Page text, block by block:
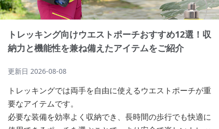
トレッキング向けウエストポーチおすすめ12選！収
納力と機能性を兼ね備えたアイテムをご紹介
更新日 2026-08-08
トレッキングでは両手を自由に使えるウエストポーチが重
要なアイテムです。
必要な装備を効率よく収納でき、長時間の歩行でも快適に